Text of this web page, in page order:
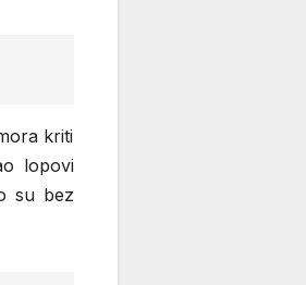
kriti
lopovi
su bez